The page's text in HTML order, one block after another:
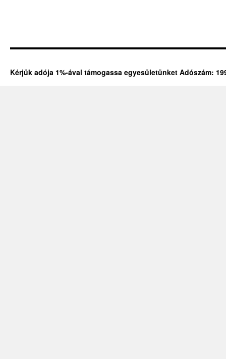
Kérjük adója 1%-ával támogassa egyesületünket Adószám: